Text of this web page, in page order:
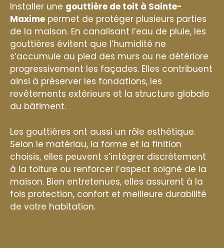
Installer une gouttière de toit à Sainte-
Maxime permet de protéger plusieurs parties
de la maison. En canalisant l’eau de pluie, les
gouttières évitent que l’humidité ne
s’accumule au pied des murs ou ne détériore
progressivement les façades. Elles contribuent
ainsi à préserver les fondations, les
revêtements extérieurs et la structure globale
du bâtiment.
Les gouttières ont aussi un rôle esthétique.
Selon le matériau, la forme et la finition
choisis, elles peuvent s’intégrer discrètement
à la toiture ou renforcer l’aspect soigné de la
maison. Bien entretenues, elles assurent à la
fois protection, confort et meilleure durabilité
de votre habitation.